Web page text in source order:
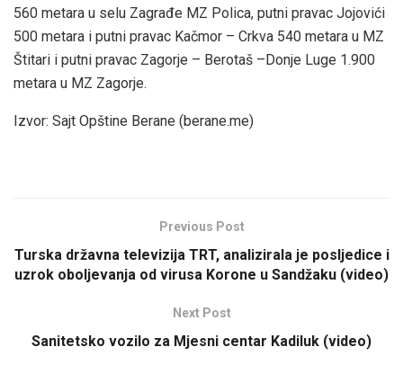
560 metara u selu Zagrađe MZ Polica, putni pravac Jojovići
500 metara i putni pravac Kačmor – Crkva 540 metara u MZ
Štitari i putni pravac Zagorje – Berotaš –Donje Luge 1.900
metara u MZ Zagorje.
Izvor: Sajt Opštine Berane (berane.me)
Previous Post
Turska državna televizija TRT, analizirala je posljedice i
uzrok oboljevanja od virusa Korone u Sandžaku (video)
Next Post
Sanitetsko vozilo za Mjesni centar Kadiluk (video)